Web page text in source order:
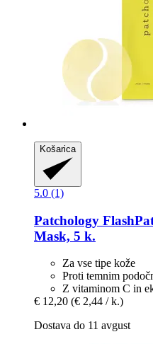
Košarica
5.0 (1)
Patchology
Mask, 5 k.
Za vse tipe kože
Proti temnim
Z vitaminom C in
€ 12,20 (€ 2,44 / k.)
Dostava do 11 avgust